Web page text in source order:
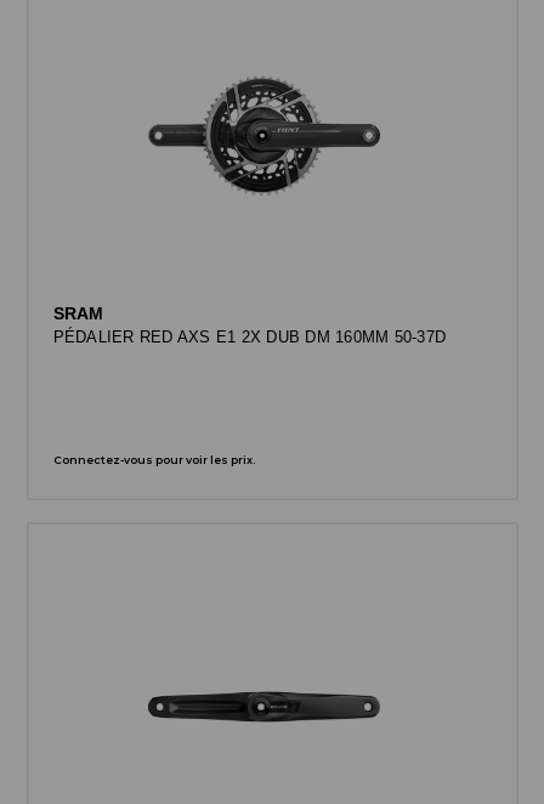
SRAM
PÉDALIER RED AXS E1 2X DUB DM 160MM 50-37D
Connectez-vous pour voir les prix.